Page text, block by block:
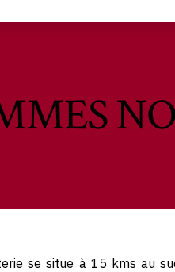
se situe à 15 kms au